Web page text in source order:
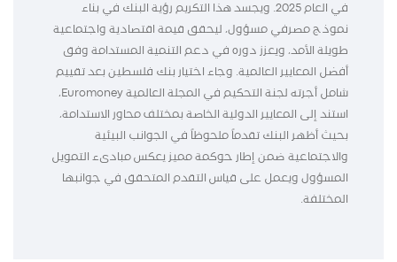
في العام 2025. ويجسد هذا التكريم رؤية البنك في بناء
نموذج مصرفي مسؤول، ليحقق قيمة اقتصادية واجتماعية
طويلة الأمد، ويعزز دوره في دعم التنمية المستدامة وفق
أفضل المعايير العالمية. وجاء اختيار بنك فلسطين بعد تقييم
شامل أجرته لجنة التحكيم في المجلة العالمية Euromoney،
استند إلى المعايير الدولية الخاصة بمختلف محاور الاستدامة،
بحيث أظهر البنك تقدماً ملحوظاً في الجوانب البيئية
والاجتماعية ضمن إطار حوكمة مميز يعكس مبادىء التمويل
المسؤول ويعمل على قياس التقدم المتحقق في جوانبها
المختلفة.